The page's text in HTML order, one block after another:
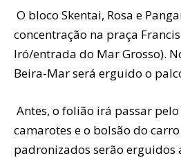
O bloco Skentai, Rosa e
concentração na praça
Iró/entrada do Mar Grosso).
Beira-Mar será erguido o
Antes, o folião irá passar
camarotes e o bolsão do
padronizados serão erguidos